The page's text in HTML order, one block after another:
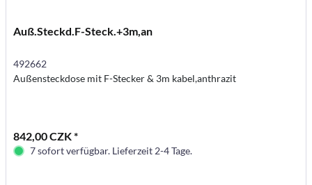
Auß.Steckd.F-Steck.+3m,an
492662
Außensteckdose mit F-Stecker & 3m kabel,anthrazit
842,00 CZK *
7 sofort verfügbar. Lieferzeit 2-4 Tage.